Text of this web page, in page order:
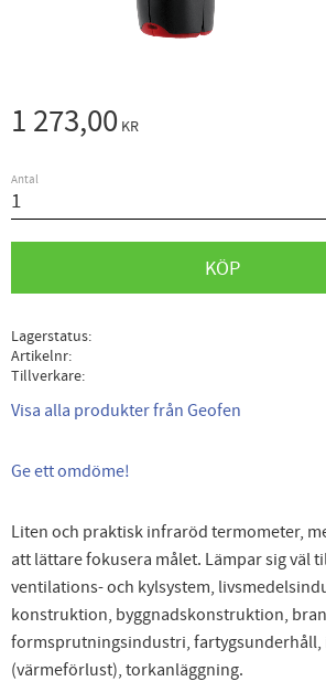
1 273,00 KR
Antal
KÖP
Lagerstatus
Artikelnr
Tillverkare
Visa alla produkter från Geofen
Ge ett omdöme!
Liten och praktisk infraröd termometer,
att lättare fokusera målet. Lämpar sig väl
ventilations- och kylsystem,
konstruktion, byggnadskonstruktion,
formsprutningsindustri, fartygsunderhåll,
(värmeförlust), torkanläggning.